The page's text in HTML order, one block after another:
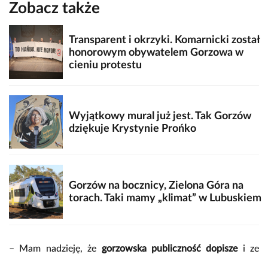
Zobacz także
Transparent i okrzyki. Komarnicki został
honorowym obywatelem Gorzowa w
cieniu protestu
Wyjątkowy mural już jest. Tak Gorzów
dziękuje Krystynie Prońko
Gorzów na bocznicy, Zielona Góra na
torach. Taki mamy „klimat” w Lubuskiem
– Mam nadzieję, że gorzowska publiczność dopiszei ze